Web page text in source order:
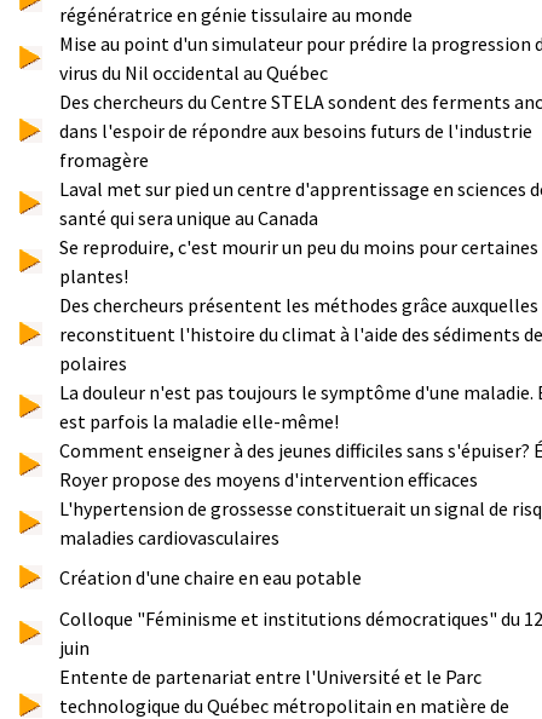
régénératrice en génie tissulaire au monde
Mise au point d'un simulateur pour prédire la progression
virus du Nil occidental au Québec
Des chercheurs du Centre STELA sondent des ferments
dans l'espoir de répondre aux besoins futurs de l'industrie
fromagère
Laval met sur pied un centre d'apprentissage en sciences
santé qui sera unique au Canada
Se reproduire, c'est mourir un peu du moins pour certaines
plantes!
Des chercheurs présentent les méthodes grâce
reconstituent l'histoire du climat à l'aide des sédiments
polaires
La douleur n'est pas toujours le symptôme d'une maladie.
est parfois la maladie elle-même!
Comment enseigner à des jeunes difficiles sans s'épuiser?
Royer propose des moyens d'intervention efficaces
L'hypertension de grossesse constituerait un signal de
maladies cardiovasculaires
Création d'une chaire en eau potable
Colloque "Féminisme et institutions démocratiques" du
juin
Entente de partenariat entre l'Université et le Parc
technologique du Québec métropolitain en matière de